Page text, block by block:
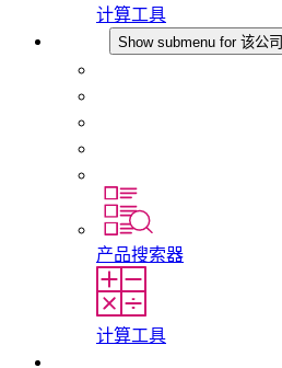
计算工具
Show submenu for 该公司
产品搜索器
计算工具